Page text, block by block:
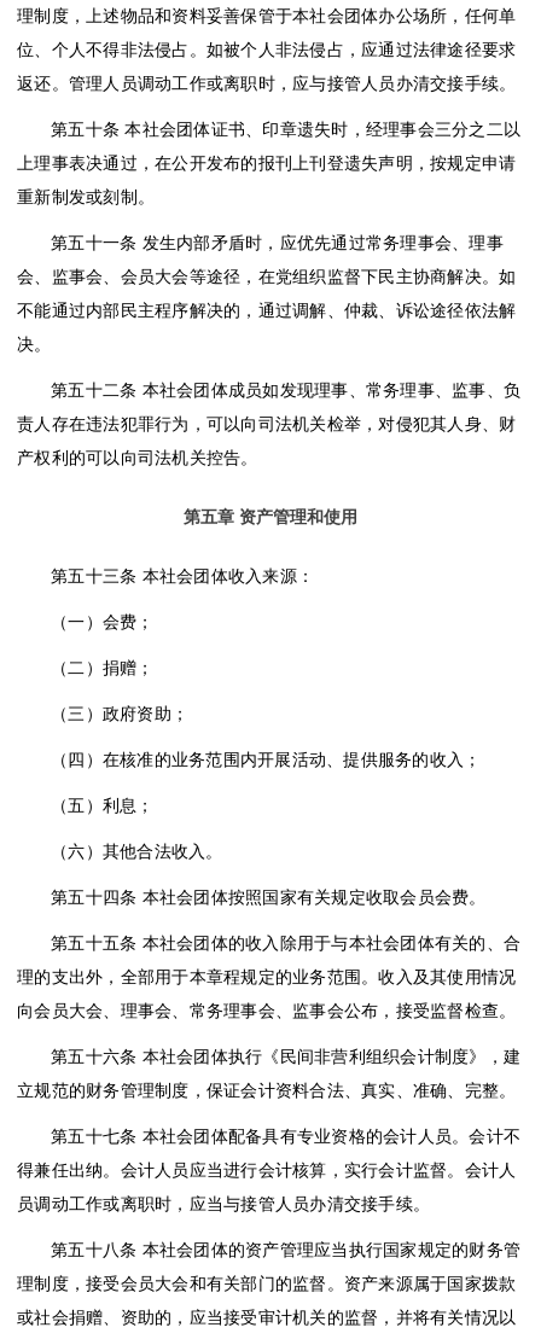
理制度，上述物品和资料妥善保管于本社会团体办公场所，任何单
位、个人不得非法侵占。如被个人非法侵占，应通过法律途径要求
返还。管理人员调动工作或离职时，应与接管人员办清交接手续。
第五十条 本社会团体证书、印章遗失时，经理事会三分之二以
上理事表决通过，在公开发布的报刊上刊登遗失声明，按规定申请
重新制发或刻制。
第五十一条 发生内部矛盾时，应优先通过常务理事会、理事
会、监事会、会员大会等途径，在党组织监督下民主协商解决。如
不能通过内部民主程序解决的，通过调解、仲裁、诉讼途径依法解
决。
第五十二条 本社会团体成员如发现理事、常务理事、监事、负
责人存在违法犯罪行为，可以向司法机关检举，对侵犯其人身、财
产权利的可以向司法机关控告。
第五章 资产管理和使用
第五十三条 本社会团体收入来源：
（一）会费；
（二）捐赠；
（三）政府资助；
（四）在核准的业务范围内开展活动、提供服务的收入；
（五）利息；
（六）其他合法收入。
第五十四条 本社会团体按照国家有关规定收取会员会费。
第五十五条 本社会团体的收入除用于与本社会团体有关的、合
理的支出外，全部用于本章程规定的业务范围。收入及其使用情况
向会员大会、理事会、常务理事会、监事会公布，接受监督检查。
第五十六条 本社会团体执行《民间非营利组织会计制度》，建
立规范的财务管理制度，保证会计资料合法、真实、准确、完整。
第五十七条 本社会团体配备具有专业资格的会计人员。会计不
得兼任出纳。会计人员应当进行会计核算，实行会计监督。会计人
员调动工作或离职时，应当与接管人员办清交接手续。
第五十八条 本社会团体的资产管理应当执行国家规定的财务管
理制度，接受会员大会和有关部门的监督。资产来源属于国家拨款
或社会捐赠、资助的，应当接受审计机关的监督，并将有关情况以